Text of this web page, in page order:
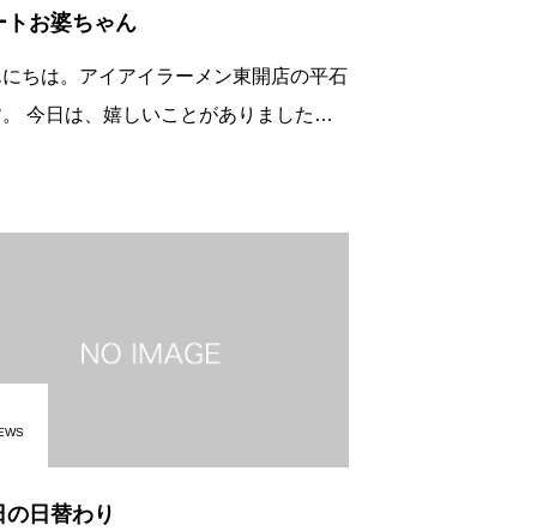
トお婆ちゃん
にちは。アイアイラーメン東開店の平石
ました。
日は休日で、気
の日替わり